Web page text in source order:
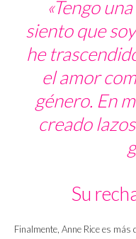
«Tengo
siento que
he
el amor
género. En
creado
Su
Finalmente, Anne Rice es más